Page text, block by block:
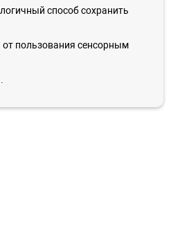
способ сохранить
от пользования сенсорным